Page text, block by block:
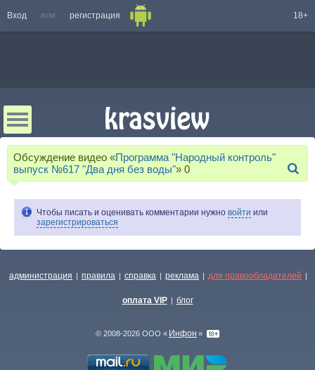
Вход или регистрация 18+
Обсуждение видео «Программа "Народный контроль"
выпуск №617 "Два дня без воды"» 0
Чтобы писать и оценивать комментарии нужно войти или
зарегистрироваться
администрация | правила | справка | реклама | для правообладателей |
оплата VIP | блог
© 2008-2026 ООО « Инфон »